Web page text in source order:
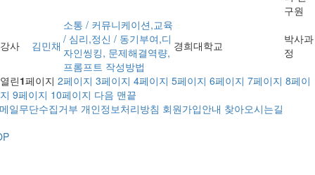
구원
강사 김민채
소통 / 커뮤니케이션,교육
/ 심리,정신 / 동기부여,디
자인씽킹, 문제해결역량,
프롬프트 작성방법
경희대학교
박사과
정
열린1페이지 2페이지 3페이지 4페이지 5페이지 6페이지 7페이지 8페이
지 9페이지 10페이지 다음 맨끝
일무단수집거부 개인정보처리방침 회원가입안내 찾아오시는길